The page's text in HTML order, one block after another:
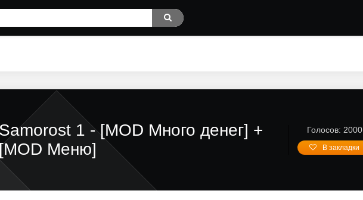
Samorost 1 - [MOD Много денег] +
Меню]
Голосов: 2000
В закладки